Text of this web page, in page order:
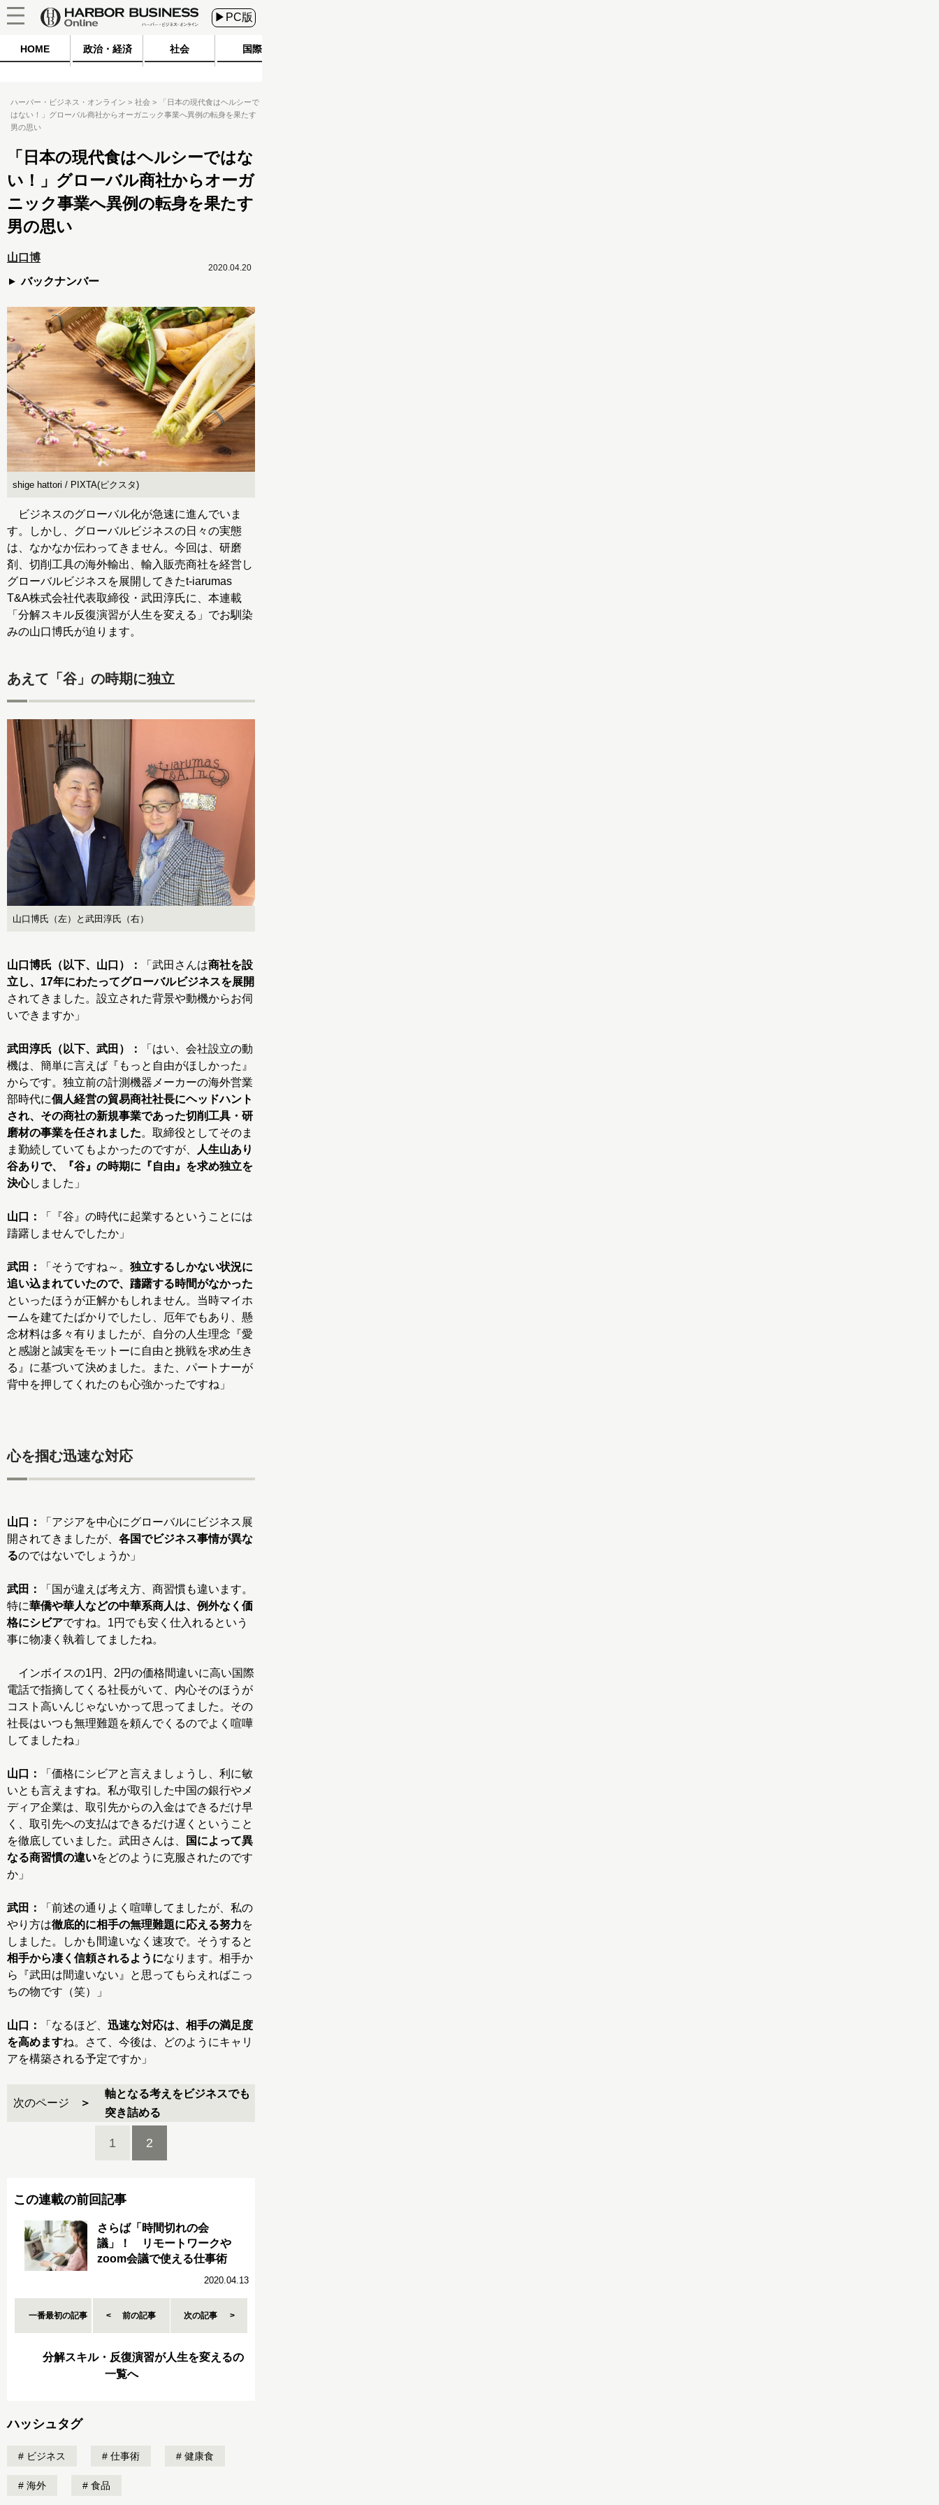
▶PC版
HOME 政治・経済 社会 国際
ハーバー・ビジネス・オンライン 社会
「日本の現代食はヘルシーで
はない！」グローバル商社からオーガニック事業へ異例の転身を果たす
男の思い
「日本の現代食はヘルシーではな
い！」グローバル商社からオーガ
ニック事業へ異例の転身を果たす
男の思い
山口博
バックナンバー
2020.04.20
shige hattori / PIXTA(ピクスタ)
ビジネスのグローバル化が急速に進んでいま
す。しかし、グローバルビジネスの日々の実態
は、なかなか伝わってきません。今回は、研磨
剤、切削工具の海外輸出、輸入販売商社を経営し
グローバルビジネスを展開してきたt-iarumas
T&A株式会社代表取締役・武田淳氏に、本連載
「分解スキル反復演習が人生を変える」でお馴染
みの山口博氏が迫ります。
あえて「谷」の時期に独立
山口博氏（左）と武田淳氏（右）
山口博氏（以下、山口）： 「武田さんは商社を設
立し、17年にわたってグローバルビジネスを展開
されてきました。設立された背景や動機からお伺
いできますか」
武田淳氏（以下、武田）：
「はい、会社設立の動
機は、簡単に言えば『もっと自由がほしかった』
からです。独立前の計測機器メーカーの海外営業
部時代に個人経営の貿易商社社長にヘッドハント
され、その商社の新規事業であった切削工具・研
磨材の事業を任されました。取締役としてそのま
ま勤続していてもよかったのですが、
人生山あり
谷ありで、『谷』の時期に『自由』を求め独立を
決心しました」
山口：
「『谷』の時代に起業するということには
躊躇しませんでしたか」
武田： 「そうですね～。 独立するしかない状況に
追い込まれていたので、躊躇する時間がなかった
といったほうが正解かもしれません。当時マイホ
ームを建てたばかりでしたし、厄年でもあり、懸
念材料は多々有りましたが、自分の人生理念『愛
と感謝と誠実をモットーに自由と挑戦を求め生き
る』に基づいて決めました。また、パートナーが
背中を押してくれたのも心強かったですね」
心を掴む迅速な対応
山口：
「アジアを中心にグローバルにビジネス展
開されてきましたが、 各国でビジネス事情が異な
るのではないでしょうか」
武田：
「国が違えば考え方、商習慣も違います。
特に華僑や華人などの中華系商人は、例外なく価
格にシビアですね。1円でも安く仕入れるという
事に物凄く執着してましたね。
インボイスの1円、2円の価格間違いに高い国際
電話で指摘してくる社長がいて、内心そのほうが
コスト高いんじゃないかって思ってました。その
社長はいつも無理難題を頼んでくるのでよく喧嘩
してましたね」
山口：
「価格にシビアと言えましょうし、利に敏
いとも言えますね。私が取引した中国の銀行やメ
ディア企業は、取引先からの入金はできるだけ早
く、取引先への支払はできるだけ遅くということ
を徹底していました。武田さんは、
国によって異
なる商習慣の違いをどのように克服されたのです
か」
武田：
「前述の通りよく喧嘩してましたが、私の
やり方は徹底的に相手の無理難題に応える努力を
しました。しかも間違いなく速攻で。そうすると
相手から凄く信頼されるようになります。相手か
ら『武田は間違いない』と思ってもらえればこっ
ちの物です（笑）」
山口： 「なるほど、 迅速な対応は、相手の満足度
を高めますね。さて、今後は、どのようにキャリ
アを構築される予定ですか」
次のページ
軸となる考えをビジネスでも
突き詰める
1 2
この連載の前回記事
さらば「時間切れの会
議」！ リモートワークや
zoom会議で使える仕事術
2020.04.13
一番最初の記事 前の記事 次の記事
分解スキル・反復演習が人生を変えるの
一覧へ
ハッシュタグ
ビジネス 仕事術 健康食
海外 食品